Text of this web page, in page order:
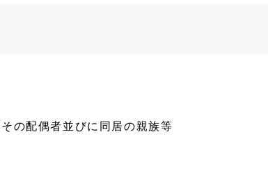
の配偶者並びに同居の親族等